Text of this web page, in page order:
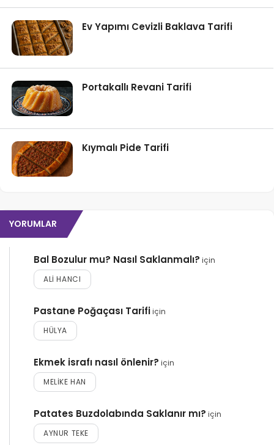
Ev Yapımı Cevizli Baklava Tarifi
Portakallı Revani Tarifi
Kıymalı Pide Tarifi
YORUMLAR
Bal Bozulur mu? Nasıl Saklanmalı? için
ALI HANCI
Pastane Poğaçası Tarifiiçin
HÜLYA
Ekmek israfı nasıl önlenir? için
MELIKE HAN
Patates Buzdolabında Saklanır mı? için
AYNUR TEKE